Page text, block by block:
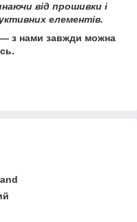
від прошивки і
елементів.
― з нами завжди можна